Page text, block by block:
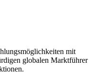
mit
globalen Marktführer